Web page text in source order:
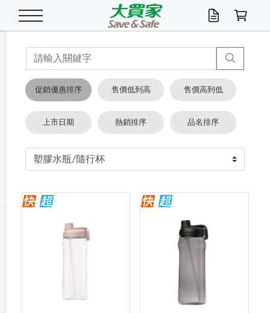
米/五穀/濃湯 米/糙米
五穀/南北貨
湯類/湯塊
油/調味料
食用油
醬油.油膏.蠔油
泡麵 / 麵條
包麵
碗麵/義大利麵
麵條/快煮麵/米粉
魚罐
醬菜/玉米罐
點心罐
休閒零嘴 初一十五拜拜懶
零嘴
堅果/海苔
美味餅乾
餅乾
糕餅/點心
糖果/巧克力
糖果/蜜餞/果凍
巧克力
茶飲料
果汁咖啡
碳酸/礦泉水
機能飲料
養生保健/常備品 雞精/飲品
機能保健
▶保健品牌推薦
奶粉/穀麥片
奶粉
麥片/玉米片
沖調穀粉/隨手包
特色茶品
綠茶
紅茶
奶茶/花草茶
黑糖桂圓/蜂蜜醋
即溶咖啡
咖啡豆/粉/濾掛
可可/糖/奶精
沐浴乳香皂 沐浴乳
香皂/洗手乳
美髮造型
洗髮/護髮
造型髮品
口腔清潔
牙 刷
牙膏/漱口水
潔顏產品
卸妝/粉刺調理
開架/身體保養
臉部保養
面/眼膜
鍋具/飲水/廚房 鍋具/餐具
保鮮/微波
掃除用具/照明/五金
掃除/清潔用具
洗衣/曬衣用具
電池/延長線
修繕/五金/祭祀
傢飾/收納/衛浴
寢具/家具
收納用品
衛浴/毛巾
寵物食品
寵物清潔/百貨
衛生紙/濕巾 抽取衛生紙/濕巾
廚房紙巾/平版/
箱購免運區
衣物清潔
洗衣精
洗衣粉/皂
漂白水/柔軟精
居家清潔
廚房/餐具清潔
浴廁/水管清潔
居家清潔/除濕芳
衛生棉
成人/嬰兒紙尿褲
箱購免運區
嬰兒尿布
成人紙尿褲
廚房家電 料理鍋具
烤箱/微波/電磁爐
快煮壺/烘碗機
季節家電
除濕/清淨機
風扇/防蚊家電
生活家電
除塵家電
美容家電
電腦周邊
數位週邊
手機/平板周邊
文具/辦公用品 文具用品
辦公文具/收納
玩具/擺設小物
汽機車百貨
機車/腳踏車百貨
汽車百貨
休閒/運動
戶外/休閒用品
健身/按摩/瑜珈
測量/護具/其他
服飾內著
配件
男/女/機能包
冷凍免運 生鮮食品
調理食品
箱購免運
食品免運
清潔用品免運
居家/汽百用品
主題專區
季節活動
店長推薦
這夏不怕熱
促銷優惠排序 售價低到高 售價高到低
上市日期 熱銷排序 品名排序